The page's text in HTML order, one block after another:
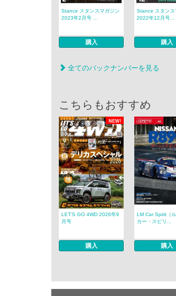
Stance スタンスマガジン
2023年2月号 ...
購入
Stance スタンス
2022年12月号...
購入
全てのバックナンバーを見る
こちらもおすすめ
NEW!
LET’S GO 4WD 2026年9
月号
購入
LM Car Spirit（
カー・スピリ...
購入